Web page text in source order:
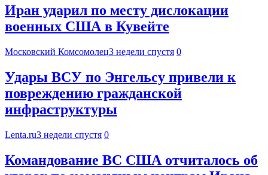
Иран ударил по месту дислокации
военных США в Кувейте
Московский Комсомолец3 недели спустя 0
Удары ВСУ по Энгельсу привели к
повреждению гражданской
инфраструктуры
Lenta.ru3 недели спустя 0
Командование ВС США отчиталось об